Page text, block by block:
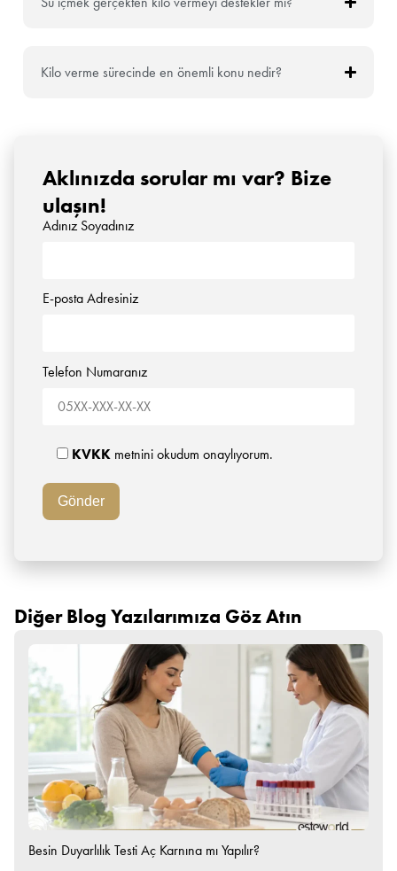
Aklınızda sorular mı var? Bize
ulaşın!
Adınız Soyadınız
E-posta Adresiniz
Telefon Numaranız
KVKK metnini okudum onaylıyorum.
Kilo verme sürecinde en önemli konu nedir?
Diğer Blog Yazılarımıza Göz Atın
Besin Duyarlılık Testi Aç Karnına mı Yapılır?